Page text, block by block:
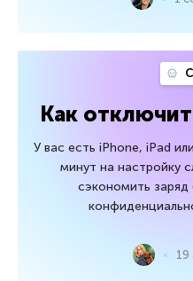
Как
У вас есть iPhone, iPad
минут на настройку
сэкономить заряд
19